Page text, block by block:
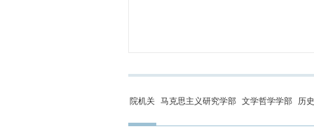
院机关 马克思主义研究学部 文学哲学学部 历